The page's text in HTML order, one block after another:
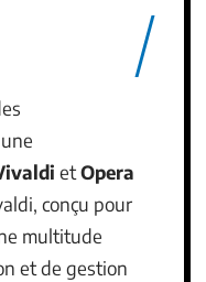
etOpera
conçu pour
multitude
et de gestion